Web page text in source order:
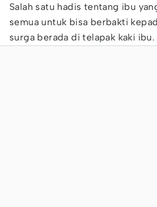
Salah satu hadis tentang ibu
semua untuk bisa berbakti
surga berada di telapak kaki ibu.